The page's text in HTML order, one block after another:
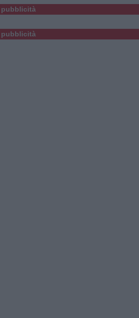
pubblicità
pubblicità